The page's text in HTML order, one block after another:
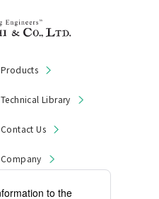
Products
Technical Library
Contact Us
Company
Product Recall